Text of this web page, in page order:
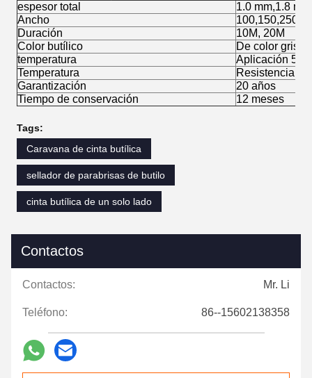
espesor total
1.0 mm,1.8
Ancho
Duración
10M, 20M
Color butílico
De color gris u
temperatura
Aplicación 5 -
Temperatura
Resistencia: -
Garantización
20 años
Tiempo de conservación
12 meses
Tags:
Caravana de cinta butílica
sellador de parabrisas de butilo
cinta butílica de un solo lado
Contactos
Contactos: Mr. Li
Teléfono: 86--15602138358